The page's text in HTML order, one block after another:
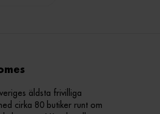
äldsta frivilliga
cirka 80 butiker runt om